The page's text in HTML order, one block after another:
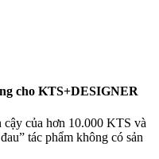
cho KTS+DESIGNER
của hơn 10.000 KTS và
tác phẩm không có sản